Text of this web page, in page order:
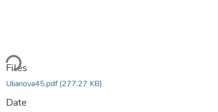
Files
Ulianova45.pdf(277.27 KB)
Date